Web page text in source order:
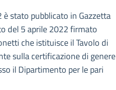
è stato pubblicato in Gazzetta
del 5 aprile 2022 firmato
che istituisce il Tavolo di
sulla certificazione di genere
il Dipartimento per le pari